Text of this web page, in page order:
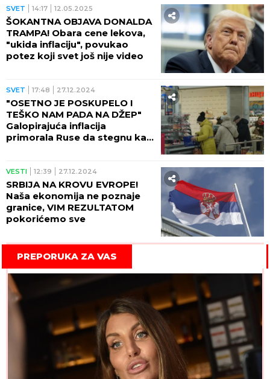
SVET 14:17 12.05.2025
ŠOKANTNA OBJAVA DONALDA
TRAMPA! Obara cene lekova,
"ukida inflaciju", povukao
potez koji svet još nije video
SVET 17:48 27.12.2024
"OSETNO JE POSKUPELO I
TEŠKO NAM PADA NA DŽEP"
Galopirajuća inflacija
primorala Ruse da stegnu kaiš
VESTI 12:39 27.12.2024
SRBIJA NA KROVU EVROPE!
Naša ekonomija ne poznaje
granice, VIM REZULTATOM
pokorićemo sve
PREPORUKA ZA VAS